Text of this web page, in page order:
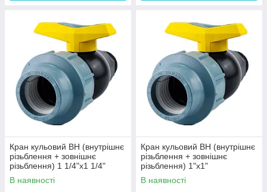
Кран кульовий ВН (внутрішнє
різьблення + зовнішнє
різьблення) 1 1/4"х1 1/4"
В наявності
Кран кульовий ВН (внутрішнє
різьблення + зовнішнє
різьблення) 1"х1"
В наявності